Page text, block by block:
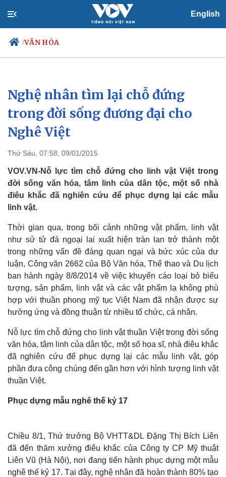
English
/VĂN HÓA
Chính trị
Tổ chức nhân sự
Quốc hội
Nhận diện sự thật
Xã hội
Tin 24h
Dự báo thời tiết
Nghệ nhân tìm lại chỗ đứng
trong đời sống đương đại cho
Nghê Việt
Thứ Sáu, 07:58, 09/01/2015
VOV.VN-Nỗ lực tìm chỗ đứng cho linh vật Việt trong
đời sống văn hóa, tâm linh của dân tộc, một số nhà
điêu khắc đã nghiên cứu để phục dựng lại các mẫu
linh vật.
Thời gian qua, trong bối cảnh những vật phẩm, linh vật
như sử tử đá ngoại lai xuất hiện tràn lan trở thành một
trong những vấn đề đáng quan ngại và bức xúc của dư
luận, Công văn 2662 của Bộ Văn hóa, Thể thao và Du lịch
ban hành ngày 8/8/2014 về việc khuyến cáo loại bỏ biểu
tượng, sản phẩm, linh vật và các vật phẩm lạ không phù
hợp với thuần phong mỹ tục Việt Nam đã nhận được sự
hưởng ứng và đồng thuận từ nhiều tổ chức, cá nhân.
Nỗ lực tìm chỗ đứng cho linh vật thuần Việt trong đời sống
văn hóa, tâm linh của dân tộc, một số họa sĩ, nhà điêu khắc
đã nghiên cứu để phục dựng lại các mẫu linh vật, góp
phần đưa công chúng đến gần hơn với hình tượng linh vật
thuần Việt.
Phục dựng mẫu nghê thế kỷ 17
Chiều 8/1, Thứ trưởng Bộ VHTT&DL Đặng Thị Bích Liên
đã đến thăm xưởng điêu khắc của Công ty CP Mỹ thuật
Liên Vũ (Hà Nội), nơi đang tiến hành phục dựng một mẫu
nghê thế kỷ 17. Tại đây, nghệ nhân đã hoàn thành 80% tạo